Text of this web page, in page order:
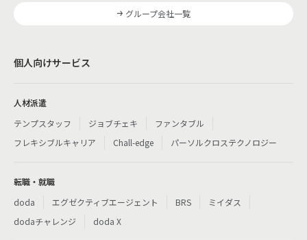
グループ会社一覧
個人向けサービス
人材派遣
テンプスタッフ
ジョブチェキ
ファンタブル
フレキシブルキャリア
Chall-edge パーソルクロステクノロジー
転職・就職
doda
エグゼクティブエージェント BRS
ミイダス
dodaチャレンジ
doda X